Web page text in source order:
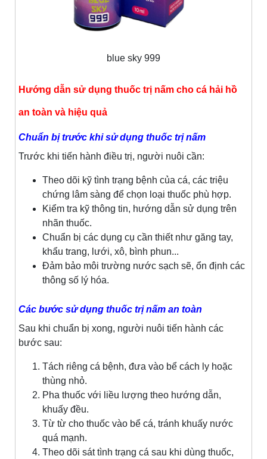
blue sky 999
Hướng dẫn sử dụng thuốc trị nấm cho cá hải hồ
an toàn và hiệu quả
Chuẩn bị trước khi sử dụng thuốc trị nấm
Trước khi tiến hành điều trị, người nuôi cần:
Theo dõi kỹ tình trạng bệnh của cá, các triệu
chứng lâm sàng để chọn loại thuốc phù hợp.
Kiểm tra kỹ thông tin, hướng dẫn sử dụng trên
nhãn thuốc.
Chuẩn bị các dụng cụ cần thiết như găng tay,
khẩu trang, lưới, xô, bình phun...
Đảm bảo môi trường nước sạch sẽ, ổn định các
thông số lý hóa.
Các bước sử dụng thuốc trị nấm an toàn
Sau khi chuẩn bị xong, người nuôi tiến hành các
bước sau:
Tách riêng cá bệnh, đưa vào bể cách ly hoặc
thùng nhỏ.
Pha thuốc với liều lượng theo hướng dẫn,
khuấy đều.
Từ từ cho thuốc vào bể cá, tránh khuấy nước
quá mạnh.
Theo dõi sát tình trạng cá sau khi dùng thuốc,